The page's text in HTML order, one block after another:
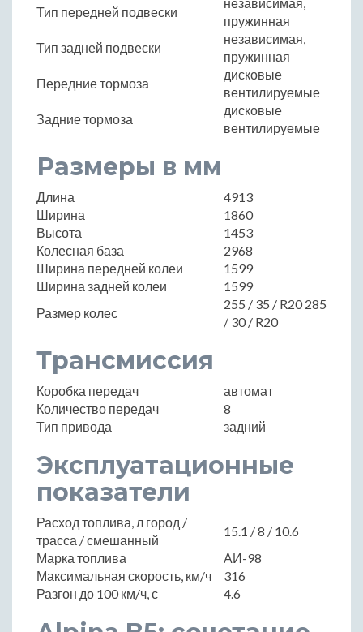
Тип передней подвески
пружинная
Тип задней подвески
независимая,
пружинная
Передние тормоза
дисковые
вентилируемые
Задние тормоза
дисковые
вентилируемые
Размеры в мм
Длина
4913
Ширина
1860
Высота
1453
Колесная база
2968
Ширина передней колеи
1599
Ширина задней колеи
1599
Размер колес
255 / 35 / R20 285
/ 30 / R20
Трансмиссия
Коробка передач
автомат
Количество передач
8
Тип привода
задний
Эксплуатационные
показатели
Расход топлива, л город /
трасса / смешанный
15.1 / 8 / 10.6
Марка топлива
АИ-98
Максимальная скорость, км/ч
316
Разгон до 100 км/ч, с
4.6